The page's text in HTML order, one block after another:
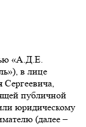
«А.Д.Е.
в лице
Сергеевича,
публичной
юридическому
(далее –